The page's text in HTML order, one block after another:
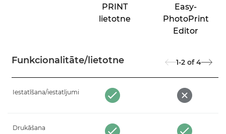
Funkcionalitāte/lietotne
PRINT
lietotne
Easy-
PhotoPrint
Editor
1-2 of 4
Iestatīšana/iestatījumi
Drukāšana